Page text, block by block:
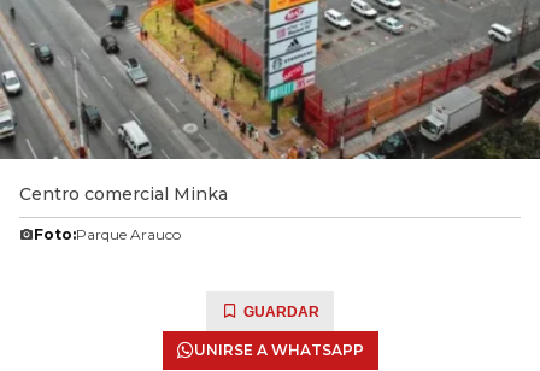
Centro comercial Minka
Foto:Parque Arauco
GUARDAR
UNIRSE A WHATSAPP